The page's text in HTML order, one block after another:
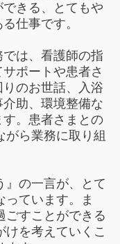
できる、とてもや
仕事です。
では、看護師の指
ポートや患者さ
のお世話、入浴
助、環境整備な
す。患者さまとの
がら業務に取り組
』 の一言が、とて
っています。ま
ごすことができる
けを考えていくこ